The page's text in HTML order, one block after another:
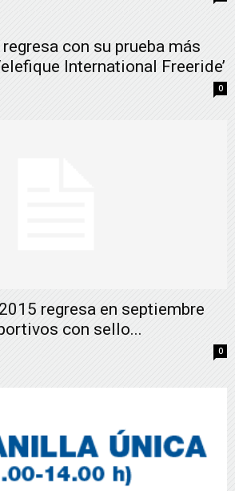
regresa con su prueba más
International Freeride’
0
regresa en septiembre
con sello...
0